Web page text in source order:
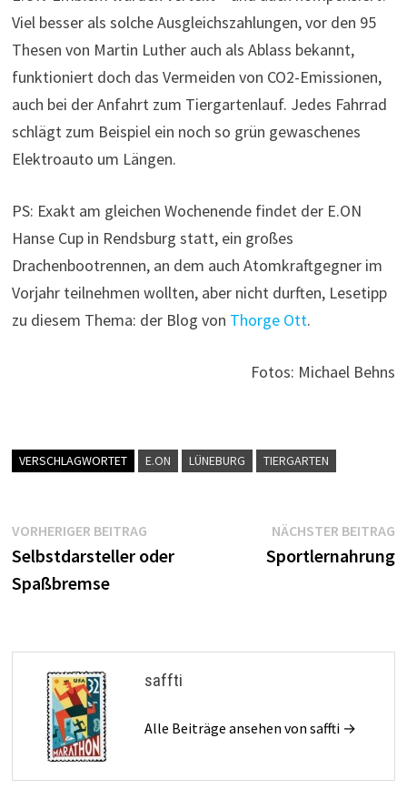
Viel besser als solche Ausgleichszahlungen, vor den 95
Thesen von Martin Luther auch als Ablass bekannt,
funktioniert doch das Vermeiden von CO2-Emissionen,
auch bei der Anfahrt zum Tiergartenlauf. Jedes Fahrrad
schlägt zum Beispiel ein noch so grün gewaschenes
Elektroauto um Längen.
PS: Exakt am gleichen Wochenende findet der E.ON
Hanse Cup in Rendsburg statt, ein großes
Drachenbootrennen, an dem auch Atomkraftgegner im
Vorjahr teilnehmen wollten, aber nicht durften, Lesetipp
zu diesem Thema: der Blog von Thorge Ott.
Fotos: Michael Behns
VERSCHLAGWORTET E.ON LÜNEBURG TIERGARTEN
Beitragsnavigation
VORHERIGER BEITRAGVorheriger
Beitrag:
Selbstdarsteller oder
Spaßbremse
NÄCHSTER BEITRAG
Sportlernahrung
saffti
Alle Beiträge ansehen von saffti →